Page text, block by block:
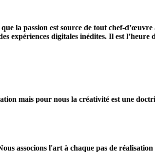
la passion est source de tout chef-
expériences digitales inédites. Il est
mais pour nous la créativité est une
associons l'art à chaque pas de